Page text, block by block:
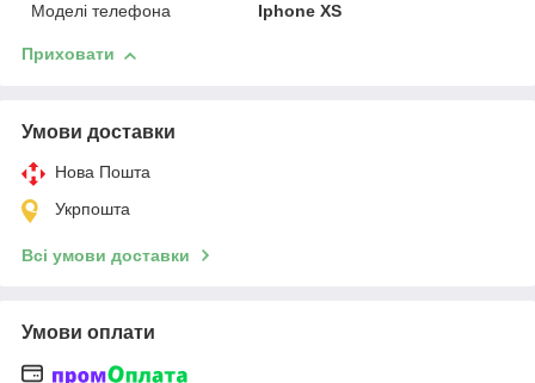
Моделі телефона
Iphone XS
Приховати
Умови доставки
Нова Пошта
Укрпошта
Всі умови доставки
Умови оплати